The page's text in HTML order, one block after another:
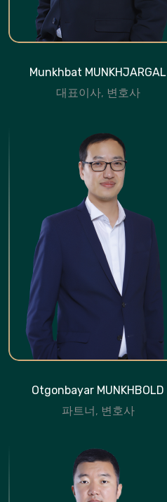
Munkhbat MUNKHJARGAL
대표이사, 변호사
Otgonbayar MUNKHBOLD
파트너, 변호사